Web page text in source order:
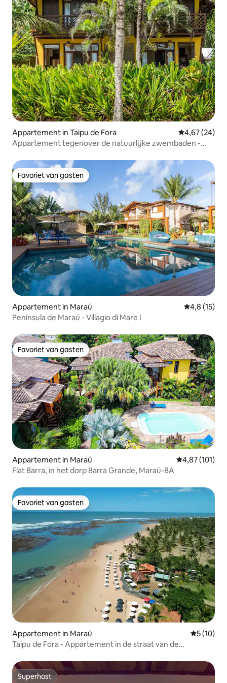
Appartement in Taipu de Fora Gemiddelde
4,67 (24)
Appartement tegenover de natuurlijke zwembaden -
Favoriet van gasten
Favoriet van gasten
Appartement in Maraú
4,8 (15)
Península de Maraú - Villagio di Mare I
Favoriet van gasten
Favoriet van gasten
Appartement in Maraú Gemiddelde
4,87 (101)
Flat Barra, in het dorp Barra Grande, Maraú-BA
Favoriet van gasten
Favoriet van gasten
Appartement in Maraú
5 (10)
Taipu de Fora - Appartement in de straat van de
Superhost
Superhost